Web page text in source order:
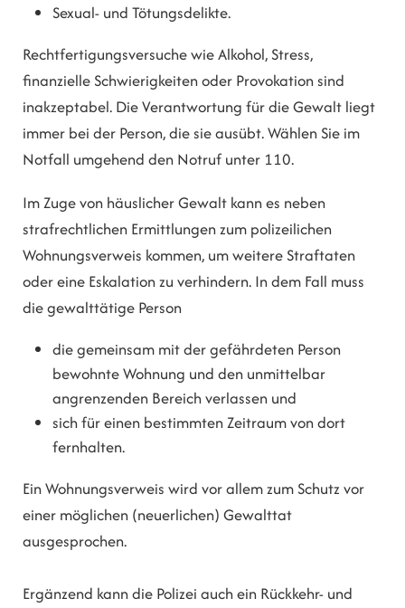
Sexual- und Tötungsdelikte.
Rechtfertigungsversuche wie Alkohol, Stress,
finanzielle Schwierigkeiten oder Provokation sind
inakzeptabel. Die Verantwortung für die Gewalt liegt
immer bei der Person, die sie ausübt. Wählen Sie im
Notfall umgehend den Notruf unter 110.
Im Zuge von häuslicher Gewalt kann es neben
strafrechtlichen Ermittlungen zum polizeilichen
Wohnungsverweis kommen, um weitere Straftaten
oder eine Eskalation zu verhindern. In dem Fall muss
die gewalttätige Person
die gemeinsam mit der gefährdeten Person
bewohnte Wohnung und den unmittelbar
angrenzenden Bereich verlassen und
sich für einen bestimmten Zeitraum von dort
fernhalten.
Ein Wohnungsverweis wird vor allem zum Schutz vor
einer möglichen (neuerlichen) Gewalttat
ausgesprochen.
Ergänzend kann die Polizei auch ein Rückkehr- und